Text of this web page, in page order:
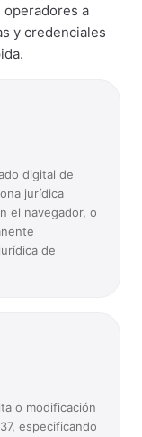
a
y credenciales
digital de
jurídica
el navegador, o
de
o modificación
especificando